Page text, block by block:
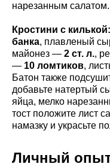
нарезанным салатом.
Кростини с килькой:
банка, плавленый
майонез — 2 ст. л.,
— 10 ломтиков,
Батон также
добавьте натертый
яйца, мелко
тост положите лист
намазку и украсьте
Личный